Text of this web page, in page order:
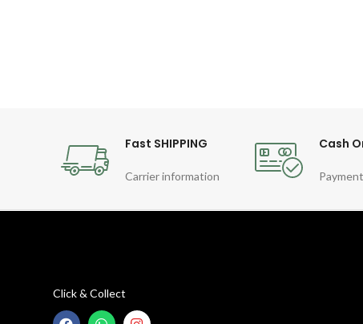
Fast SHIPPING
Carrier information
Cash
Click & Collect